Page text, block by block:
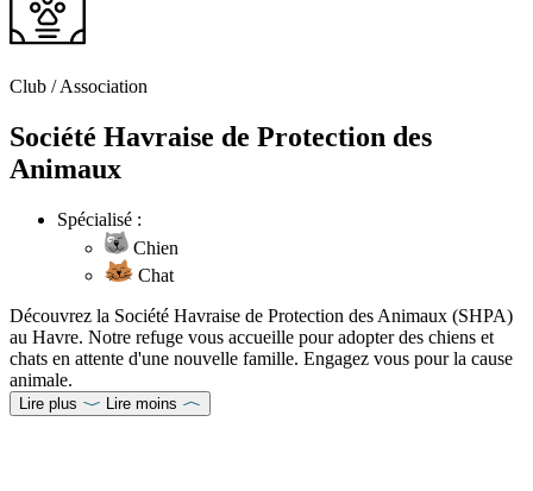
Club / Association
Société Havraise de Protection des
Animaux
Spécialisé :
Chien
Chat
Découvrez la Société Havraise de Protection des Animaux (SHPA)
au Havre. Notre refuge vous accueille pour adopter des chiens et
chats en attente d'une nouvelle famille. Engagez vous pour la cause
animale.
Lire plus Lire moins